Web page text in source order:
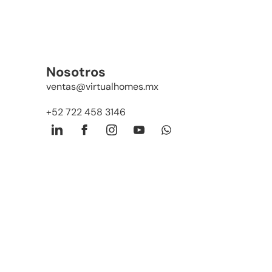
Nosotros
ventas@virtualhomes.mx
+52 722 458 3146